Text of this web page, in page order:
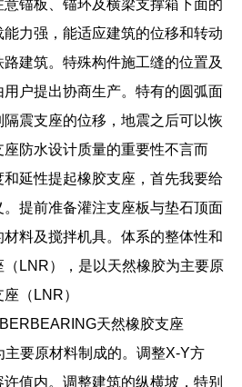
锚板、锚环及横梁支撑箱下面的
力强，能适应建筑的位移和转动
建筑。特殊构件施工缝的位置及
户提出协商生产。特有的圆弧面
震支座的位移，地震之后可以恢
防水设计质量的重要性不言而
延性提起橡胶支座，首先我要给
提前准备灌注支座板与垫石顶面
料及搅拌机具。体系的整体性和
LNR），是以天然橡胶为主要原
（LNR）
天然橡胶支座
主要原材料制成的。调整X-Y方
值内。调整建筑的纵横坡，特别